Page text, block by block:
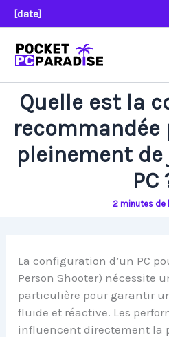
Aller
au
contenu
[date]
Quelle est la
pleinement de
PC
2 minutes de
La configuration d’un PC
Person Shooter) nécessite
particulière pour garantir
fluide et réactive. Les
influencent directement la